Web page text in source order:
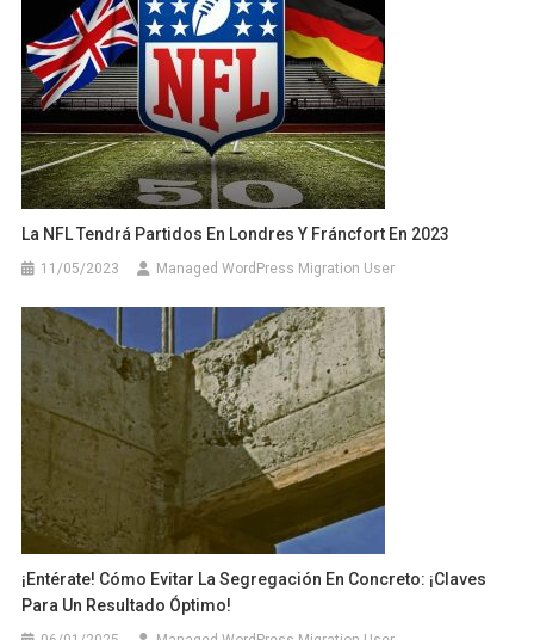
La NFL Tendrá Partidos En Londres Y Fráncfort En 2023
11/05/2023 Managed WordPress Migration User
¡Entérate! Cómo Evitar La Segregación En Concreto: ¡Claves
Para Un Resultado Óptimo!